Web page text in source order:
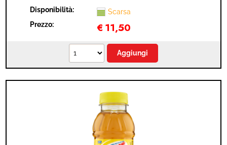
Disponibilità:
Scarsa
Prezzo:
€ 11,50